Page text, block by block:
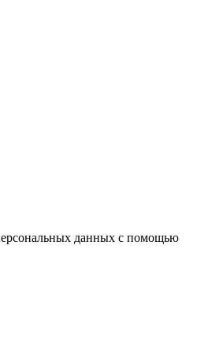
данных с помощью